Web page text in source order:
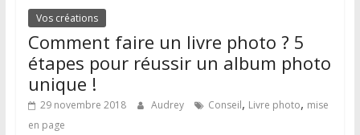
Vos créations
Comment faire un livre photo ? 5
étapes pour réussir un album photo
unique !
29 novembre 2018 Audrey Conseil, Livre photo, mise
en page